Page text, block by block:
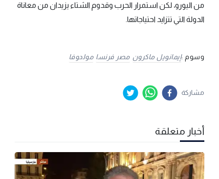
من اليورو، لكن استمرار الحرب وقدوم الشتاء يزيدان من معاناة
الدولة التي تتزايد احتياجاتها.
وسوم :إيمانويل ماكرون مصر فرنسا مولدوفا
مشاركة
أخبار متعلقة